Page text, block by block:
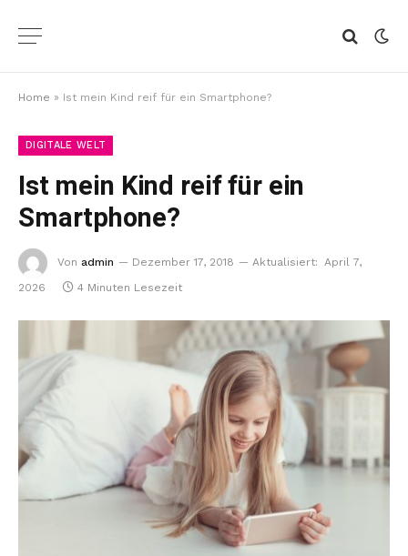
Home » Ist mein Kind reif für ein Smartphone?
DIGITALE WELT
Ist mein Kind reif für ein
Smartphone?
Von admin Dezember 17, 2018 Aktualisiert: April 7,
2026
4 Minuten Lesezeit